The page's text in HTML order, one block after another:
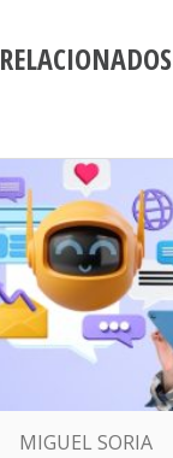
RELACIONADOS
MIGUEL SORIA